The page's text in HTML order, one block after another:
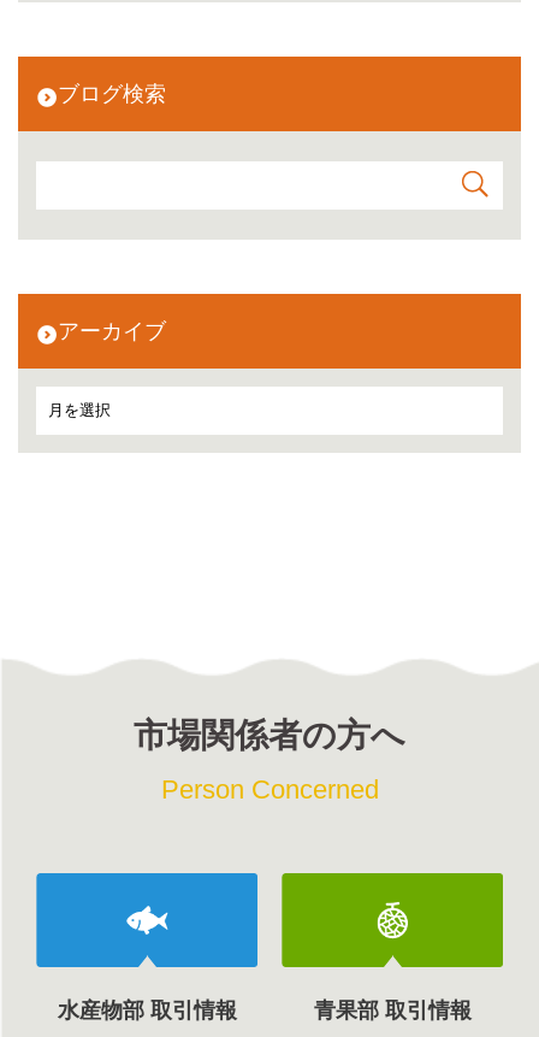
ブログ検索
アーカイブ
市場関係者の方へ
Person Concerned
水産物部 取引情報 青果部 取引情報